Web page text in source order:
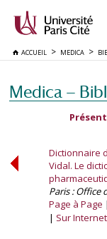
ACCUEIL MEDICA
Medica —
Dictionnaire
Vidal. Le
Paris : Office
Page à Page
Sur